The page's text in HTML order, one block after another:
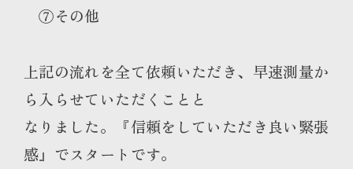
⑦その他
上記の流れを全て依頼いただき、早速測量か
ら入らせていただくことと
なりました。『信頼をしていただき良い緊張
感』でスタートです。